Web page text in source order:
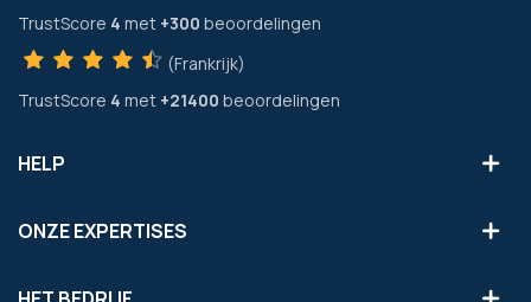
TrustScore 4 met +300 beoordelingen
(Frankrijk)
TrustScore 4 met +21400 beoordelingen
HELP
ONZE EXPERTISES